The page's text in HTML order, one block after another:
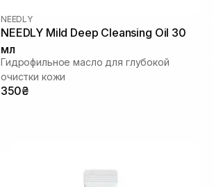
NEEDLY
NEEDLY Mild Deep Cleansing Oil 30
мл
Гидрофильное масло для глубокой
очистки кожи
350₴